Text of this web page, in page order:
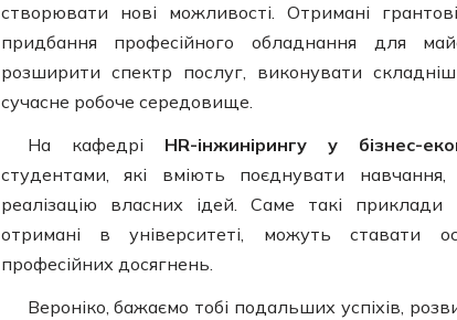
створювати нові можливості. Отримані
придбання професійного обладнання для
розширити спектр послуг, виконувати
сучасне робоче середовище.
На кафедрі HR-інжинірингу у бізнес-
студентами, які вміють поєднувати
реалізацію власних ідей. Саме такі
отримані в університеті, можуть ставати
професійних досягнень.
Вероніко, бажаємо тобі подальших успіхів,